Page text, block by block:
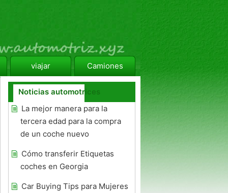
viajar Camiones
Noticias automotrices
La mejor manera para la
tercera edad para la compra
de un coche nuevo
Cómo transferir Etiquetas
coches en Georgia
Car Buying Tips para Mujeres